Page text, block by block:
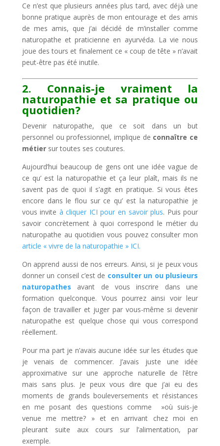
Ce n’est que plusieurs années plus tard, avec déjà une
bonne pratique auprès de mon entourage et des amis
de mes amis, que j’ai décidé de m’installer comme
naturopathe et praticienne en ayurvéda. La vie nous
joue des tours et finalement ce « coup de tête » n’avait
peut-être pas été inutile.
2. Connais-je vraiment la
naturopathie et sa pratique ou
quotidien?
Devenir naturopathe, que ce soit dans un but
personnel ou professionnel, implique de connaître ce
métiersur toutes ses coutures.
Aujourd’hui beaucoup de gens ont une idée vague de
ce qu’ est la naturopathie et ça leur plaît, mais ils ne
savent pas de quoi il s’agit en pratique. Si vous êtes
encore dans le flou sur ce qu’ est la naturopathie je
vous invite à cliquer ICI pour en savoir plus. Puis pour
savoir concrètement à quoi correspond le métier du
naturopathe au quotidien vous pouvez consulter mon
article « vivre de la naturopathie » ICI.
On apprend aussi de nos erreurs. Ainsi, si je peux vous
donner un conseil c’est de consulter un ou plusieurs
naturopathes
avant de vous inscrire dans une
formation quelconque. Vous pourrez ainsi voir leur
façon de travailler et juger par vous-même si devenir
naturopathe est quelque chose qui vous correspond
réellement.
Pour ma part je n’avais aucune idée sur les études que
je venais de commencer. J’avais juste une idée
approximative sur une approche naturelle de l’être
mais sans plus. Je peux vous dire que j’ai eu des
moments de grands bouleversements et résistances
en me posant des questions comme »où suis-je
venue me mettre? » et en arrivant chez moi en
pleurant suite aux cours sur l’alimentation, par
exemple.